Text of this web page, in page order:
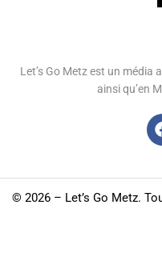
Let’s Go Metz est un
ainsi qu’en
© 2026 – Let’s Go Metz.